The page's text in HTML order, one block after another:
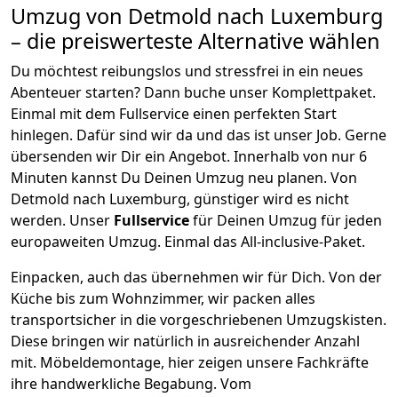
Umzug von Detmold nach Luxemburg
– die preiswerteste Alternative wählen
Du möchtest reibungslos und stressfrei in ein neues
Abenteuer starten? Dann buche unser Komplettpaket.
Einmal mit dem Fullservice einen perfekten Start
hinlegen. Dafür sind wir da und das ist unser Job. Gerne
übersenden wir Dir ein Angebot. Innerhalb von nur 6
Minuten kannst Du Deinen Umzug neu planen. Von
Detmold nach Luxemburg, günstiger wird es nicht
werden. Unser Fullservicefür Deinen Umzug für jeden
europaweiten Umzug. Einmal das All-inclusive-Paket.
Einpacken, auch das übernehmen wir für Dich. Von der
Küche bis zum Wohnzimmer, wir packen alles
transportsicher in die vorgeschriebenen Umzugskisten.
Diese bringen wir natürlich in ausreichender Anzahl
mit. Möbeldemontage, hier zeigen unsere Fachkräfte
ihre handwerkliche Begabung. Vom